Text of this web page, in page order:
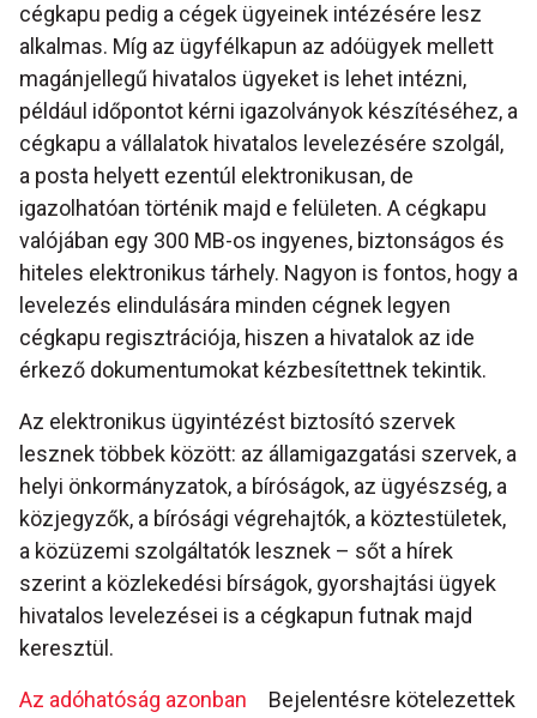
cégkapu pedig a cégek ügyeinek intézésére lesz
alkalmas. Míg az ügyfélkapun az adóügyek mellett
magánjellegű hivatalos ügyeket is lehet intézni,
például időpontot kérni igazolványok készítéséhez, a
cégkapu a vállalatok hivatalos levelezésére szolgál,
a posta helyett ezentúl elektronikusan, de
igazolhatóan történik majd e felületen. A cégkapu
valójában egy 300 MB-os ingyenes, biztonságos és
hiteles elektronikus tárhely. Nagyon is fontos, hogy a
levelezés elindulására minden cégnek legyen
cégkapu regisztrációja, hiszen a hivatalok az ide
érkező dokumentumokat kézbesítettnek tekintik.
Az elektronikus ügyintézést biztosító szervek
lesznek többek között: az államigazgatási szervek, a
helyi önkormányzatok, a bíróságok, az ügyészség, a
közjegyzők, a bírósági végrehajtók, a köztestületek,
a közüzemi szolgáltatók lesznek – sőt a hírek
szerint a közlekedési bírságok, gyorshajtási ügyek
hivatalos levelezései is a cégkapun futnak majd
keresztül.
Bejelentésre kötelezettek
Az adóhatóság azonban